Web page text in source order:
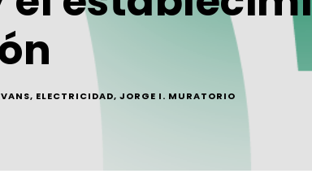
, ELECTRICIDAD, JORGE I. MURATORIO